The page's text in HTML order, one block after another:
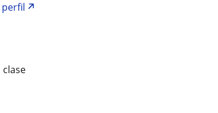
perfil
clase